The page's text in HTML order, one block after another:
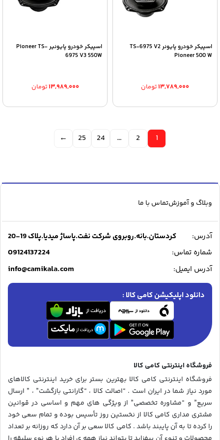
اسپیکر خودرو پایونر TS-6975 V2
Pioneer 500 W
۱۳,۷۸۹,۰۰۰تومان
اسپیکر خودرو پایونیر Pioneer TS-
6975 V3 550W
۱۳,۹۸۹,۰۰۰تومان
1
2
…
24
25
←
وبلاگ و آموزشتماس با ما
آدرس:
کردستان.بانه.روبروی شرکت نفت.پاساژ میدیا.پلاک 19-20
شماره تماس:
09124137224
آدرس ایمیل: info@camikala.com
دانلود اپلیکیشن کامی کالا :
فروشگاه اینترنتی کامی کالا
فروشگاه اینترنتی کامی کالا بهترین بستر برای خرید اینترنتی کالاهای
مورد نیاز شما در ایران است . “اصالت کالا ، “گارانتی بازگشت” ، ” ارسال
سریع” و “مشاوره تخصصی” از ویژگی های مهم و اساسی در قوانین
مشتری مداری کامی کالا از نخستین روز تأسیس بوده و تمام سعی خود
را کرده تا به آن پایبند باشد . کامی کالا سعی بر آن دارد که روزانه بر تعداد